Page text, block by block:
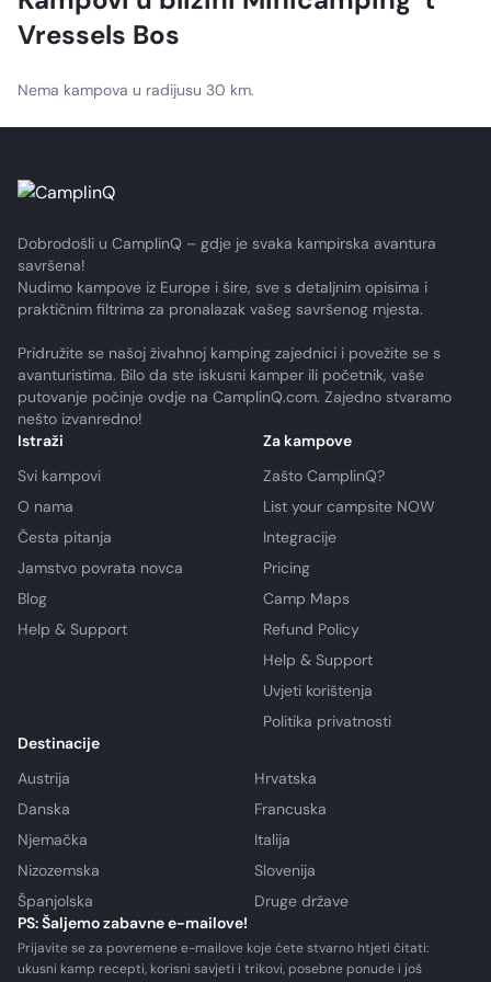
Vressels Bos
Nema kampova u radijusu 30 km.
Dobrodošli u CamplinQ – gdje je svaka kampirska avantura
savršena!
Nudimo kampove iz Europe i šire, sve s detaljnim opisima i
praktičnim filtrima za pronalazak vašeg savršenog mjesta.
Pridružite se našoj živahnoj kamping zajednici i povežite se s
avanturistima. Bilo da ste iskusni kamper ili početnik, vaše
putovanje počinje ovdje na CamplinQ.com. Zajedno stvaramo
nešto izvanredno!
Istraži
Svi kampovi
O nama
Česta pitanja
Jamstvo povrata novca
Blog
Help & Support
Za kampove
Zašto CamplinQ?
List your campsite NOW
Integracije
Pricing
Camp Maps
Refund Policy
Help & Support
Uvjeti korištenja
Politika privatnosti
Destinacije
Austrija
Hrvatska
Danska
Francuska
Njemačka
Italija
Nizozemska
Slovenija
Španjolska
Druge države
PS: Šaljemo zabavne e-mailove!
Prijavite se za povremene e-mailove koje ćete stvarno htjeti čitati:
ukusni kamp recepti, korisni savjeti i trikovi, posebne ponude i još